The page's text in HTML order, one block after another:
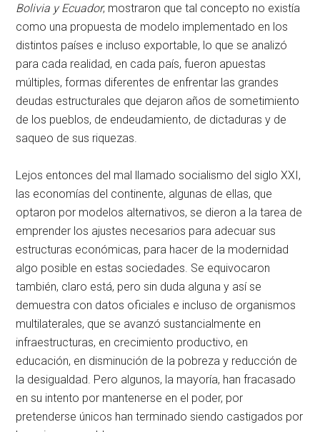
Bolivia y Ecuador; mostraron que tal concepto no existía
como una propuesta de modelo implementado en los
distintos países e incluso exportable, lo que se analizó
para cada realidad, en cada país, fueron apuestas
múltiples, formas diferentes de enfrentar las grandes
deudas estructurales que dejaron años de sometimiento
de los pueblos, de endeudamiento, de dictaduras y de
saqueo de sus riquezas.
Lejos entonces del mal llamado socialismo del siglo XXI,
las economías del continente, algunas de ellas, que
optaron por modelos alternativos, se dieron a la tarea de
emprender los ajustes necesarios para adecuar sus
estructuras económicas, para hacer de la modernidad
algo posible en estas sociedades. Se equivocaron
también, claro está, pero sin duda alguna y así se
demuestra con datos oficiales e incluso de organismos
multilaterales, que se avanzó sustancialmente en
infraestructuras, en crecimiento productivo, en
educación, en disminución de la pobreza y reducción de
la desigualdad. Pero algunos, la mayoría, han fracasado
en su intento por mantenerse en el poder, por
pretenderse únicos han terminado siendo castigados por